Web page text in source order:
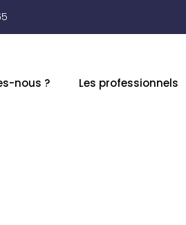
nous ? Les professionnels